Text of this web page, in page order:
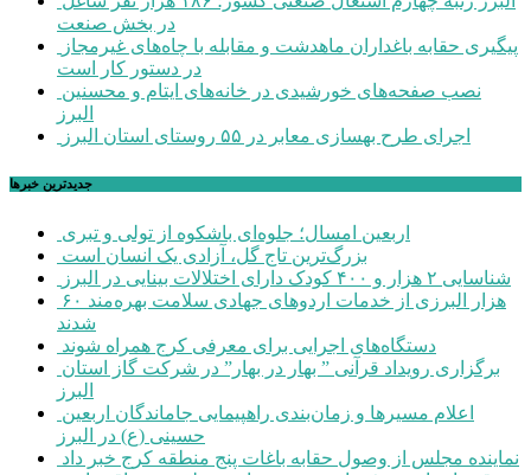
در بخش صنعت
در دستور کار است
البرز
اجرای طرح بهسازی معابر در ۵۵ روستای استان البرز
جديدترين خبرها
اربعین امسال؛ جلوه‌ای باشکوه از تولی و تبری
بزرگ‌ترین تاج گل، آزادی یک انسان است
شناسایی ۲ هزار و ۴۰۰ کودک دارای اختلالات بینایی در البرز
۶۰ هزار البرزی از خدمات اردوهای جهادی سلامت بهره‌مند
شدند
دستگاه‌های اجرایی برای معرفی کرج همراه شوند
البرز
حسینی (ع) در البرز
نماینده مجلس از وصول حقابه باغات پنج منطقه کرج خبر داد